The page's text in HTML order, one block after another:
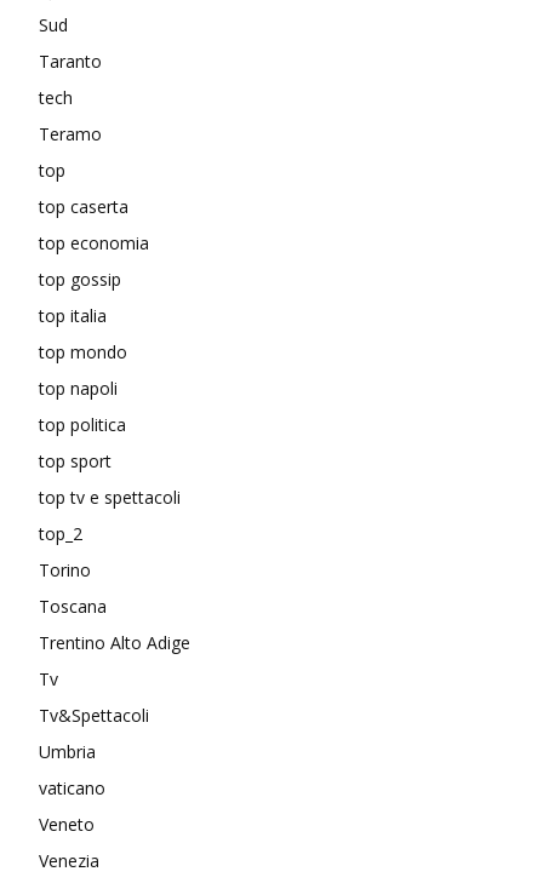
Sud
Taranto
tech
Teramo
top
top caserta
top economia
top gossip
top italia
top mondo
top napoli
top politica
top sport
top tv e spettacoli
top_2
Torino
Toscana
Trentino Alto Adige
Tv
Tv&Spettacoli
Umbria
vaticano
Veneto
Venezia